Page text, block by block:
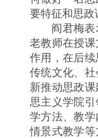
要特征和思政
阎君梅表示
老教师在授
作用，在后
传统文化、
新推动思政
思主义学院
学方法、教学
情景式教学